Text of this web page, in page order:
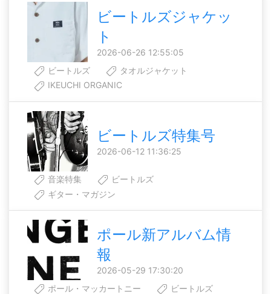
ビートルズジャケッ
ト
2026-06-26 12:55:05
ビートルズ
タオルジャケット
IKEUCHI ORGANIC
ビートルズ特集号
2026-06-12 11:36:25
音楽特集
ビートルズ
ギター・マガジン
ポール新アルバム情
報
2026-05-29 17:30:20
ポール・マッカートニー
ビートルズ